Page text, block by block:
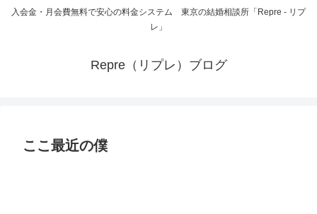
入会金・月会費無料で安心の料金システム 東京の結婚相談所「Repre - リプ
レ」
Repre（リプレ）ブログ
ここ最近の僕